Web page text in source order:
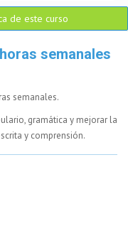
de este curso
semanales
semanales.
gramática y mejorar la
y comprensión.